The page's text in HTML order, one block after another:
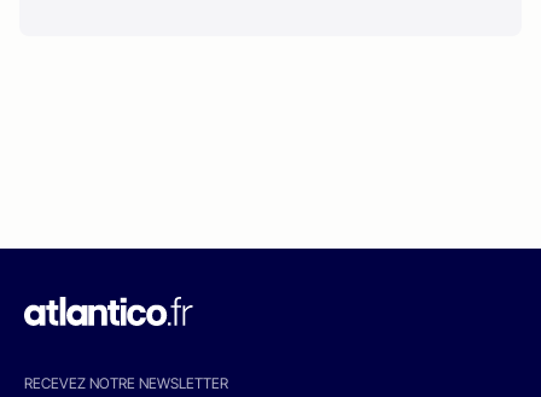
RECEVEZ NOTRE NEWSLETTER